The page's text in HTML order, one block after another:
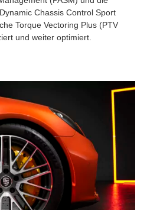
Chassis Control Sport
Torque Vectoring Plus (PTV
und weiter optimiert.